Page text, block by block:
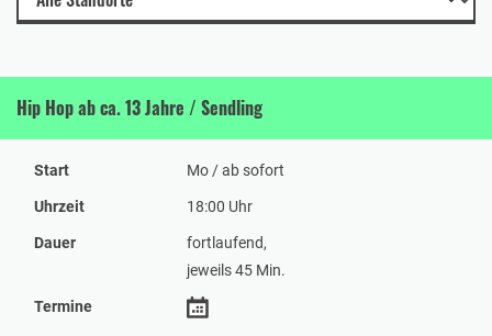
Hip Hop ab ca. 13 Jahre / Sendling
Start Mo / ab sofort
Uhrzeit 18:00 Uhr
Dauer
fortlaufend,
jeweils 45 Min.
Termine